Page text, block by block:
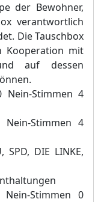
der Bewohner,
verantwortlich
Die Tauschbox
Kooperation mit
auf dessen
Nein-Stimmen 4
Nein-Stimmen 4
DIE LINKE,
Nein-Stimmen 0